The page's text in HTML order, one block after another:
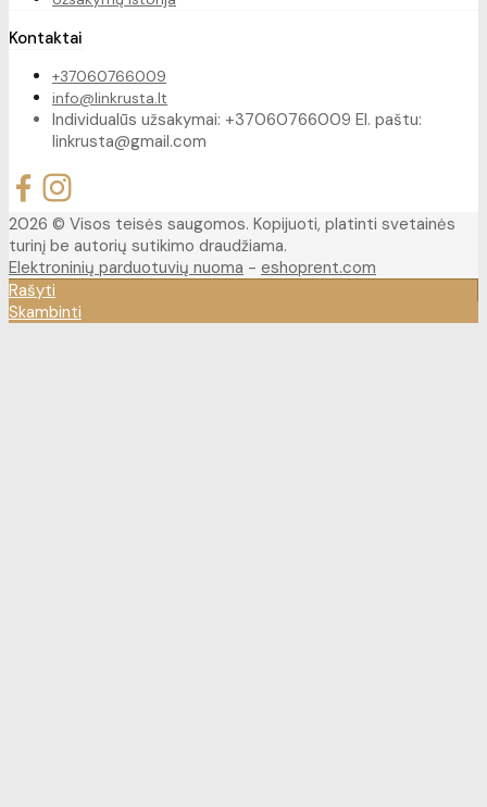
Kontaktai
+37060766009
info@linkrusta.lt
Individualūs užsakymai: +37060766009 El. paštu:
linkrusta@gmail.com
2026 © Visos teisės saugomos. Kopijuoti, platinti svetainės
turinį be autorių sutikimo draudžiama.
Elektroninių parduotuvių nuoma - eshoprent.com
Rašyti
Skambinti